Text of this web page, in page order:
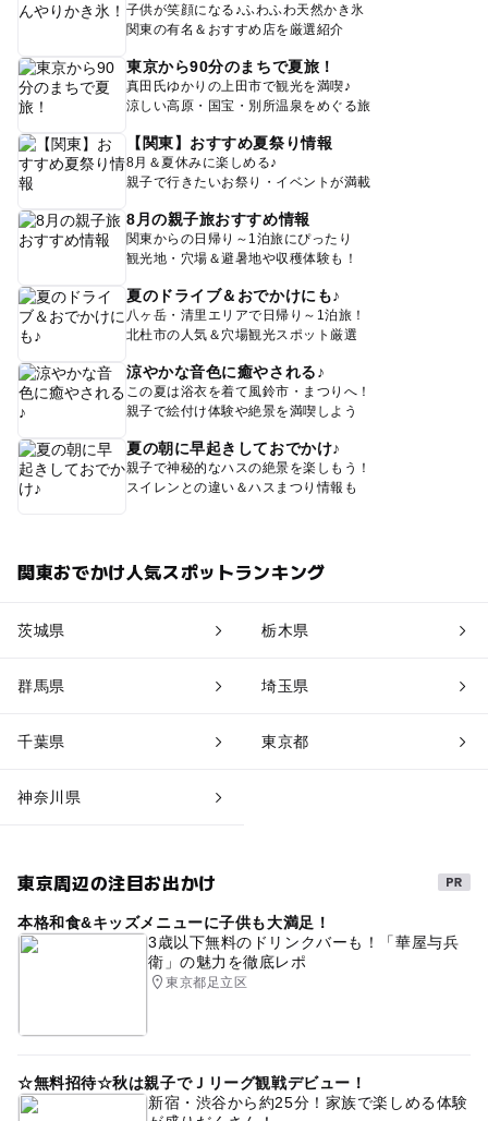
子供が笑顔になる♪ふわふわ天然かき氷
関東の有名＆おすすめ店を厳選紹介
東京から90分のまちで夏旅！
真田氏ゆかりの上田市で観光を満喫♪
涼しい高原・国宝・別所温泉をめぐる旅
【関東】おすすめ夏祭り情報
8月＆夏休みに楽しめる♪
親子で行きたいお祭り・イベントが満載
8月の親子旅おすすめ情報
関東からの日帰り～1泊旅にぴったり
観光地・穴場＆避暑地や収穫体験も！
夏のドライブ＆おでかけにも♪
八ヶ岳・清里エリアで日帰り～1泊旅！
北杜市の人気＆穴場観光スポット厳選
涼やかな音色に癒やされる♪
この夏は浴衣を着て風鈴市・まつりへ！
親子で絵付け体験や絶景を満喫しよう
夏の朝に早起きしておでかけ♪
親子で神秘的なハスの絶景を楽しもう！
スイレンとの違い＆ハスまつり情報も
関東おでかけ人気スポットランキング
茨城県 栃木県
群馬県 埼玉県
千葉県 東京都
神奈川県
東京周辺の注目お出かけ
本格和食&キッズメニューに子供も大満足！
3歳以下無料のドリンクバーも！「華屋与兵
衛」の魅力を徹底レポ
東京都足立区
☆無料招待☆秋は親子でＪリーグ観戦デビュー！
新宿・渋谷から約25分！家族で楽しめる体験